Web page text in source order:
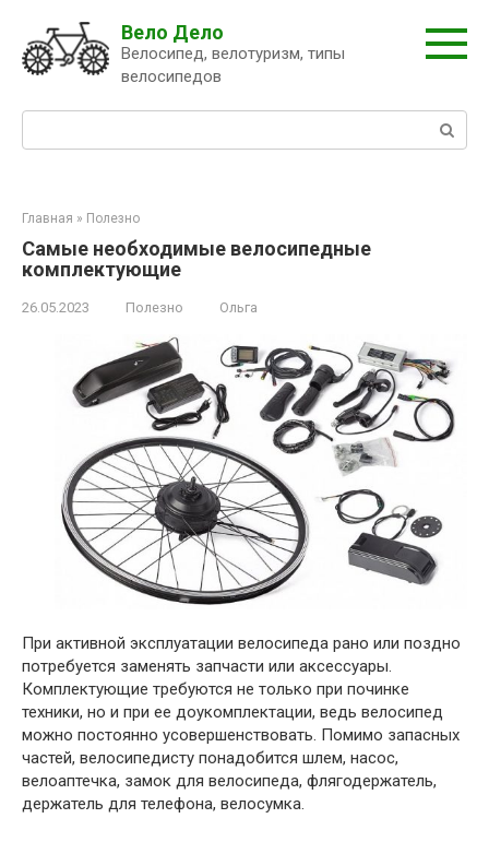
контенту
Вело Дело
Велосипед, велотуризм, типы
велосипедов
Главная » Полезно
Самые необходимые велосипедные
комплектующие
26.05.2023 Полезно Ольга
При активной эксплуатации велосипеда рано или поздно
потребуется заменять запчасти или аксессуары.
Комплектующие требуются не только при починке
техники, но и при ее доукомплектации, ведь велосипед
можно постоянно усовершенствовать. Помимо запасных
частей, велосипедисту понадобится шлем, насос,
велоаптечка, замок для велосипеда, флягодержатель,
держатель для телефона, велосумка.